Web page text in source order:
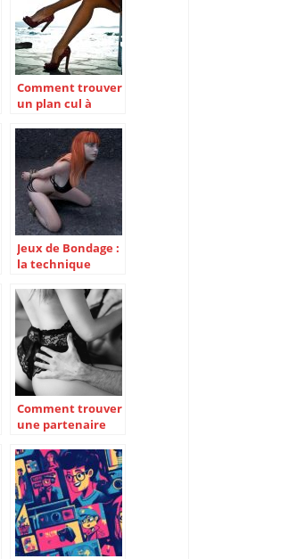
Comment trouver
un plan cul à
Bretagne ?
Jeux de Bondage :
la technique
Comment trouver
une partenaire
dominatrice ?